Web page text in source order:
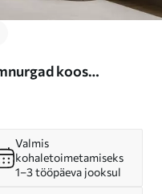
koos
Valmis
kohaletoimetamiseks
1–3 tööpäeva jooksul